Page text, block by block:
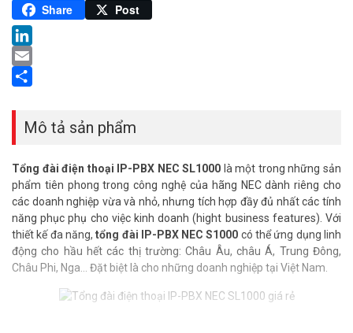
Pinterest
Share Post
LinkedIn
Email
Mô tả sản phẩm
Tổng đài điện thoại IP-PBX NEC SL1000 là một trong những sản
phẩm tiên phong trong công nghệ của hãng NEC dành riêng cho
các doanh nghiệp vừa và nhỏ, nhưng tích hợp đầy đủ nhất các tính
năng phục phụ cho việc kinh doanh (hight business features). Với
thiết kế đa năng,tổng đài IP-PBX NEC S1000 có thể ứng dụng linh
động cho hầu hết các thị trường: Châu Âu, châu Á, Trung Đông,
Châu Phi, Nga… Đặt biệt là cho những doanh nghiệp tại Việt Nam.